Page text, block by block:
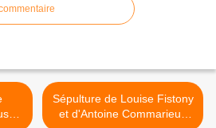
Sépulture de Louise Fistony
et d'Antoine Commarieux